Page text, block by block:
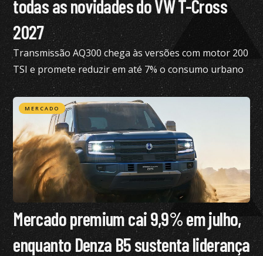
todas as novidades do VW T-Cross
2027
Transmissão AQ300 chega às versões com motor 200
TSI e promete reduzir em até 7% o consumo urbano
com gasolina
MERCADO
Mercado premium cai 9,9% em julho,
enquanto Denza B5 sustenta liderança